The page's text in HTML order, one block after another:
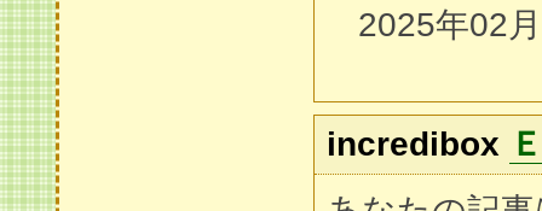
2025年02
incredibox